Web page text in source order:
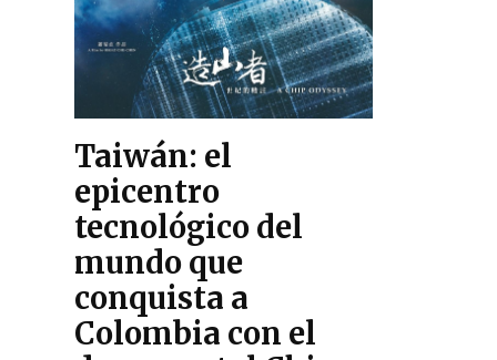
Taiwán: el
epicentro
tecnológico del
mundo que
conquista a
Colombia con el